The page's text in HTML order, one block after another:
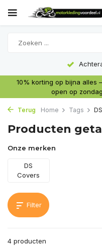
10% korting op bijna alles
open op
Terug Home Tags
Producten
Onze merken
DS
Covers
Filter
4 producten